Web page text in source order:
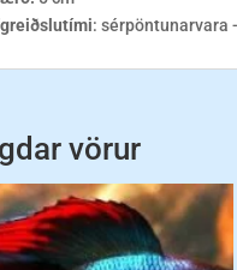
: sérpöntunarvara
vörur